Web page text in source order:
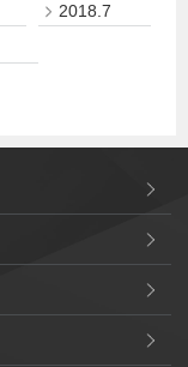
2018.7